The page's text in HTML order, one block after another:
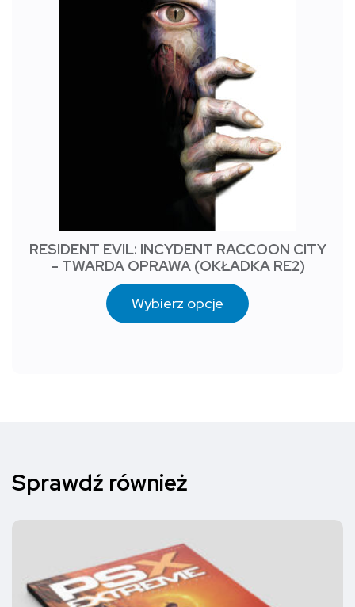
RESIDENT EVIL: INCYDENT RACCOON CITY
– TWARDA OPRAWA (OKŁADKA RE2)
Wybierz opcje
Sprawdź również